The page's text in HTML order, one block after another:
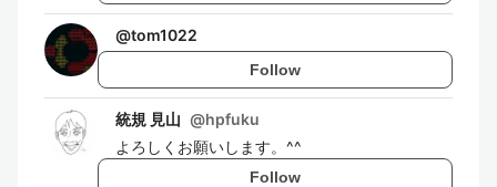
@tom1022
Follow
統規 見山 @hpfuku
よろしくお願いします。^^
Follow